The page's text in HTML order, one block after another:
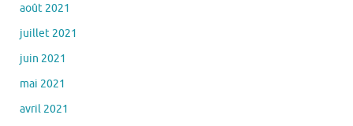
août 2021
juillet 2021
juin 2021
mai 2021
avril 2021